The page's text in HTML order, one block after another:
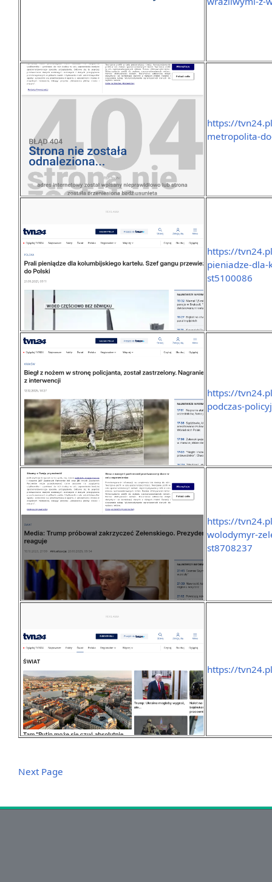
https://
metropolita-
https://
pieniadze-
st5100086
https://
podczas-
https://
wolodymyr-
st8708237
https://
Next Page